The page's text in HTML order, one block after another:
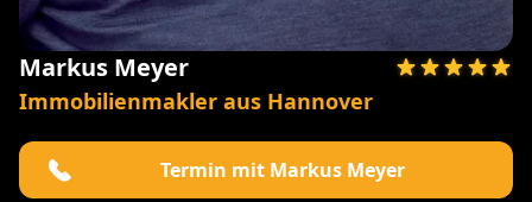
Markus Meyer
Immobilienmakler aus Hannover
Termin mit Markus Meyer